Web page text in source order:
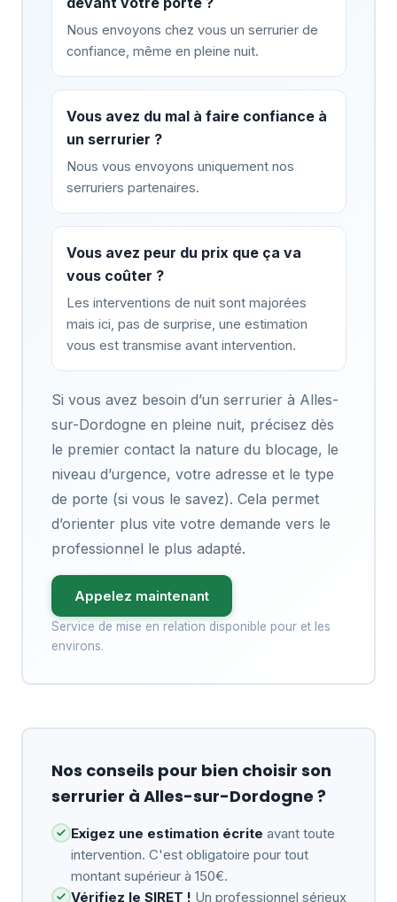
Nous envoyons chez vous un serrurier de
confiance, même en pleine nuit.
Vous avez du mal à faire confiance à
un serrurier ?
Nous vous envoyons uniquement nos
serruriers partenaires.
Vous avez peur du prix que ça va
vous coûter ?
Les interventions de nuit sont majorées
mais ici, pas de surprise, une estimation
vous est transmise avant intervention.
Si vous avez besoin d’un serrurier à Alles-
sur-Dordogne en pleine nuit, précisez dès
le premier contact la nature du blocage, le
niveau d’urgence, votre adresse et le type
de porte (si vous le savez). Cela permet
d’orienter plus vite votre demande vers le
professionnel le plus adapté.
Appelez maintenant
Service de mise en relation disponible pour et les
environs.
Nos conseils pour bien choisir son
serrurier à Alles-sur-Dordogne ?
Exigez une estimation écrite avant toute
intervention. C'est obligatoire pour tout
montant supérieur à 150€.
Vérifiez le SIRET ! Un professionnel sérieux